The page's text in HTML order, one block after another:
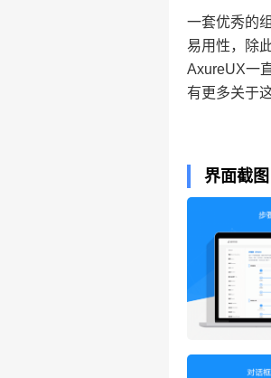
一套优秀的
易用性，除
AxureUX一
有更多关于
界面截图